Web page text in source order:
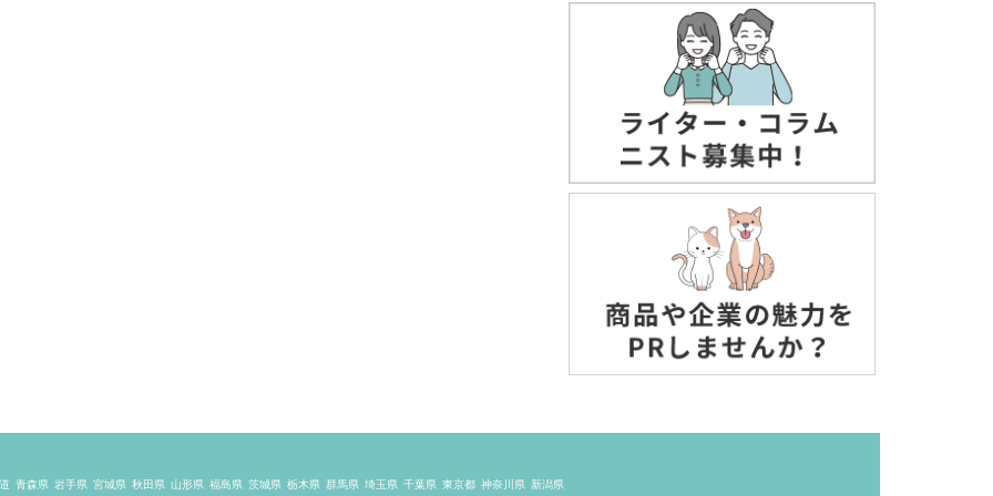
青森県 岩手県 宮城県 秋田県 山形県 福島県 茨城県 栃木県 群馬県 埼玉県 千葉県 東京都 神奈川県 新潟県